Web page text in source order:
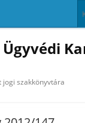
szakkönyvtára